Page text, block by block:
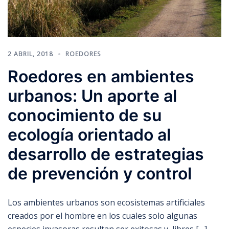
2 ABRIL, 2018 ROEDORES
Roedores en ambientes
urbanos: Un aporte al
conocimiento de su
ecología orientado al
desarrollo de estrategias
de prevención y control
Los ambientes urbanos son ecosistemas artificiales
creados por el hombre en los cuales solo algunas